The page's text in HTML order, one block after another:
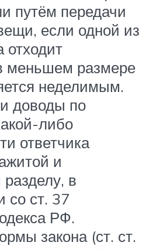
путём передачи
если одной из
отходит
меньшем размере
неделимым.
доводы по
либо
ответчика
и
в
со ст. 37
РФ.
закона (ст. ст.